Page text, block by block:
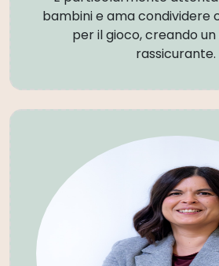
bambini e ama condividere
per il gioco, creando
rassicurante.